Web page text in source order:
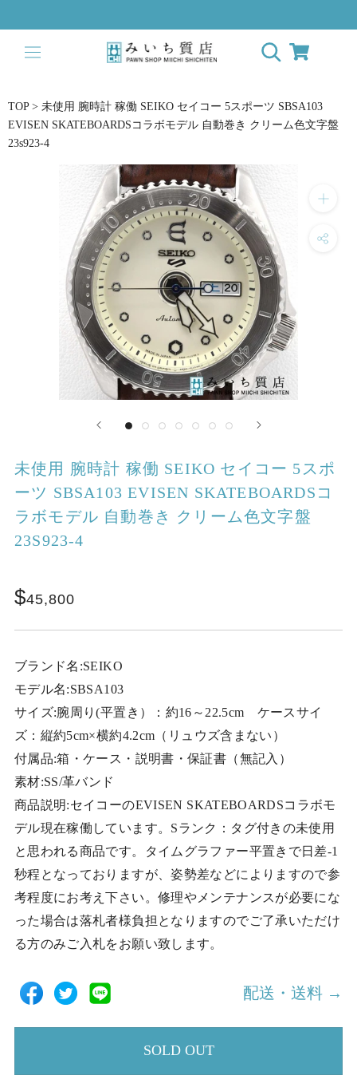
to
content
TOP > 未使用 腕時計 稼働 SEIKO セイコー 5スポーツ SBSA103
EVISEN SKATEBOARDSコラボモデル 自動巻き クリーム色文字盤
23s923-4
未使用 腕時計 稼働 SEIKO セイコー 5スポ
ーツ SBSA103 EVISEN SKATEBOARDSコ
ラボモデル 自動巻き クリーム色文字盤
23S923-4
45,800
ブランド名:SEIKO
モデル名:SBSA103
サイズ:腕周り(平置き）：約16～22.5cm ケースサイ
ズ：縦約5cm×横約4.2cm（リュウズ含まない）
付属品:箱・ケース・説明書・保証書（無記入）
素材:SS/革バンド
商品説明:セイコーのEVISEN SKATEBOARDSコラボモ
デル現在稼働しています。Sランク：タグ付きの未使用
と思われる商品です。タイムグラファー平置きで日差-1
秒程となっておりますが、姿勢差などによりますので参
考程度にお考え下さい。修理やメンテナンスが必要にな
った場合は落札者様負担となりますのでご了承いただけ
る方のみご入札をお願い致します。
配送・送料 →
SOLD OUT